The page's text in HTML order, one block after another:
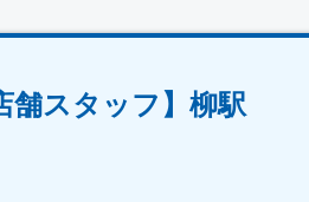
舗スタッフ】柳駅